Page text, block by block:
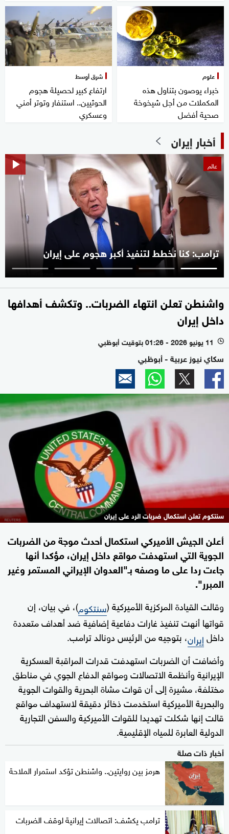
علوم
خبراء يوصون بتناول هذه
المكملات من أجل شيخوخة
صحية أفضل
شرق أوسط
ارتفاع كبير لحصيلة هجوم
الحوثيين.. استنفار وتوتر أمني
وعسكري
أخبار إيران
عالم
ترامب: كنا نخطط لتنفيذ أكبر هجوم على إيران
واشنطن تعلن انتهاء الضربات.. وتكشف أهدافها
داخل إيران
l 11 يونيو 2026 - 01:26 بتوقيت أبوظبي
سكاي نيوز عربية - أبوظبي
سنتكوم تعلن استكمال ضربات الرد على إيران
أعلن الجيش الأميركي استكمال أحدث موجة من الضربات
الجوية التي استهدفت مواقع داخل إيران، مؤكدا أنها
جاءت ردا على ما وصفه بـ"العدوان الإيراني المستمر وغير
المبرر".
وقالت القيادة المركزية الأميركية (سنتكوم)، في بيان، إن
قواتها أنهت تنفيذ غارات دفاعية إضافية ضد أهداف متعددة
داخلإيران، بتوجيه من الرئيس دونالد ترامب.
وأضافت أن الضربات استهدفت قدرات المراقبة العسكرية
الإيرانية وأنظمة الاتصالات ومواقع الدفاع الجوي في مناطق
مختلفة، مشيرة إلى أن قوات مشاة البحرية والقوات الجوية
والبحرية الأميركية استخدمت ذخائر دقيقة لاستهداف مواقع
قالت إنها شكلت تهديدا للقوات الأميركية والسفن التجارية
الدولية العابرة للمياه الإقليمية.
أخبار ذات صلة
هرمز بين روايتين.. واشنطن تؤكد استمرار الملاحة
ترامب يكشف: اتصالات إيرانية لوقف الضربات